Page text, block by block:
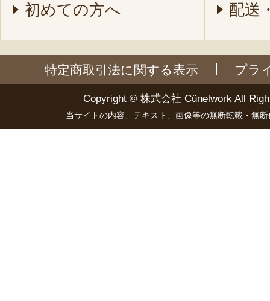
初めての方へ 配送
特定商取引法に関する表示 プラ
Copyright © 株式会社 Cünelwork All
当サイトの内容、テキスト、画像等の無断転載・無